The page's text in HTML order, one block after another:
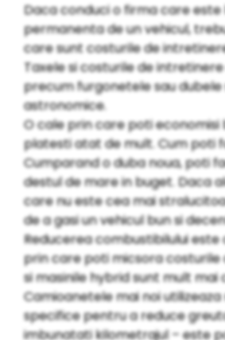
Daca conduci o firma care este
permanenta de un vehicul,
care sunt costurile de
Taxele si costurile de
precum furgonetele sau dubele
astronomice.
O cale prin care poti economisi
platesti atat de mult. Cum poti
Cumparand o duba noua, poti
destul de mare in buget. Daca
care nu este cea mai
de a gasi un vehicul bun si
Reducerea combustibilului
prin care poti micsora costurile
si masinile hybrid sunt mult mai
Camioanetele mai noi
specifice pentru a reduce
imbunatati kilometrajul – este